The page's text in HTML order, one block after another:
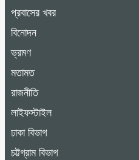
প্রবাসের খবর
বিনোদন
ভ্রমণ
মতামত
রাজনীতি
লাইফস্টাইল
ঢাকা বিভাগ
চট্টগ্রাম বিভাগ